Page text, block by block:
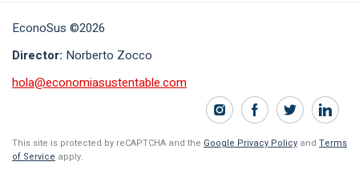
EconoSus ©2026
Director: Norberto Zocco
hola@economiasustentable.com
This site is protected by reCAPTCHA and the Google Privacy Policy and Terms
of Service apply.